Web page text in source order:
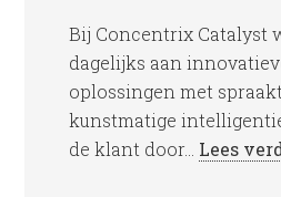
Bij Concentrix Catalyst
dagelijks aan
oplossingen met
kunstmatige
de klant door... Lees